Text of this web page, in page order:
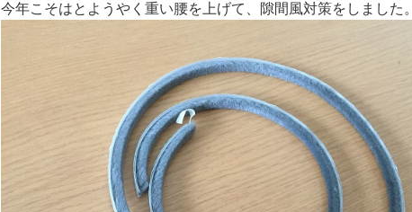
今年こそはとようやく重い腰を上げて、隙間風対策をしました。